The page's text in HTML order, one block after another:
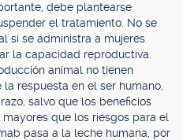
debe plantearse
el tratamiento. No se
si se administra a mujeres
la capacidad reproductiva.
animal no tienen
respuesta en el ser humano,
salvo que los beneficios
que los riesgos para el
pasa a la leche humana, por